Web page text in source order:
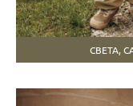
СВЕТА,